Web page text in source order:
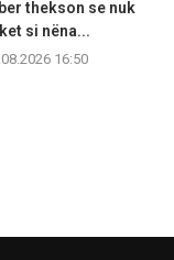
thekson se nuk
si nëna...
16:50